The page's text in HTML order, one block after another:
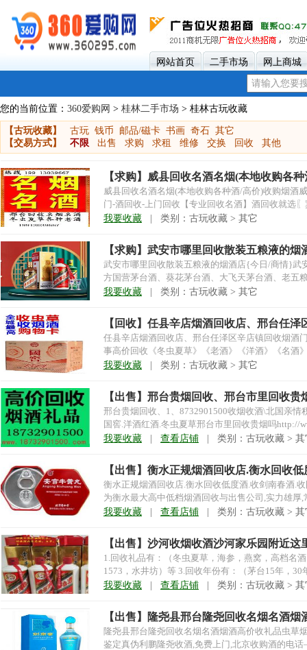
网站首页 二手市场 网上商城
您的当前位置： 360爱购网 > 桂林二手市场 > 桂林古玩收藏
【古玩收藏】 古玩 钱币 邮品/磁卡 书画 奇石 其它
【交易方式】
不限 出售 求购 求租 维修 交换 回收 其他
【求购】威县回收名酒名烟(本地收购各
威县回收名酒名烟(本地收购各种酒/高价)收购烟酒
门-酒回收-上门回收【专业回收名酒】酒回收就选
2...
我要收藏 | 类别：古玩收藏 > 其它
【求购】武安市哪里回收散装五粮液的烟
武安市哪里回收散装五粮液的烟酒店{今日/商情}武
方国营茅台酒、葵花茅台酒、大飞天茅台酒、老五
酒...
我要收藏 | 类别：古玩收藏 > 其它
【回收】任县辛店烟酒回收店、邢台任
任县辛店烟酒回收店、邢台任泽区辛店镇回收烟酒
事高价回收《冬虫夏草》《老酒》《洋酒》《名酒
收购系列】：收购...
我要收藏 | 类别：古玩收藏 > 其它
【出售】邢台贵烟回收、邢台市里回收
邢台贵烟回收、1、8732901500收烟收酒\北国亲
国窖.洋酒红酒.冬虫夏草邢台市里回收贵烟吗http://
我要收藏 查看店铺 | 类别：古玩收藏 > 其
【出售】衡水正规烟酒回收店.衡水回收
衡水正规烟酒回收店.衡水回收低度酒.收剑南春酒.
为衡水最大高中低档烟酒回收与出售公司,实力雄
我要收藏 查看店铺 | 类别：古玩收藏 > 其
【出售】沙河收烟收酒沙河家乐园附近
1.回收礼品有：（冬虫夏草，海参，燕窝，高档名
1573，水井坊）等 3.回收年份有：（茅台15年，30
我要收藏 查看店铺 | 类别：古玩收藏 > 其
【出售】隆尧县邢台隆尧回收名烟名酒
隆尧县邢台隆尧回收名烟名酒烟酒高价收礼品虫草
鉴定真伪利鹏隆尧收酒,免费上门,北京收购酒的电